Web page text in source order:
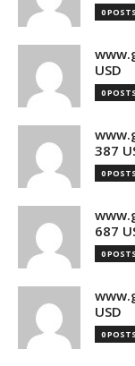
0 POSTS
USD
0 POSTS
387
0 POSTS
687
0 POSTS
USD
0 POSTS